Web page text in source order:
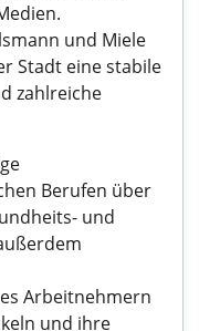
und Miele
Stadt eine stabile
zahlreiche
Berufen über
und
Arbeitnehmern
und ihre